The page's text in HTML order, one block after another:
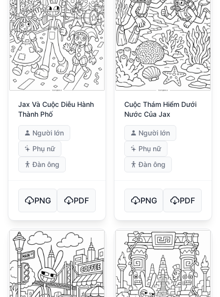
Jax Và Cuộc Diễu Hành
Thành Phố
Người lớn
Phụ nữ
Đàn ông
PNG PDF
Cuộc Thám Hiểm Dưới
Nước Của Jax
Người lớn
Phụ nữ
Đàn ông
PNG PDF